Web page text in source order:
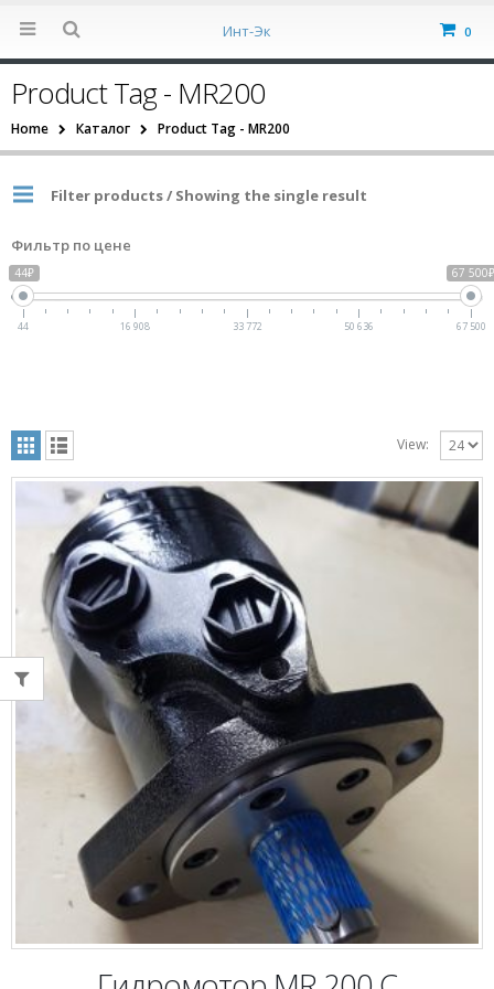
Инт-Эк 0
Product Tag - MR200
Home Каталог Product Tag - MR200
Filter products / Showing the single result
Фильтр по цене
44₽ 67 500₽
44 16 908 33 772 50 636 67 500
View: